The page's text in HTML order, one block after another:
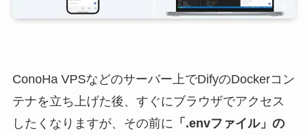
ConoHa VPSなどのサーバー上でDifyのDockerコン
テナを立ち上げた後、すぐにブラウザでアクセス
したくなりますが、その前に 「.envファイル」の